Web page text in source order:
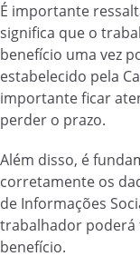
É importante
significa que o
benefício uma vez
estabelecido pela
importante ficar
perder o prazo.
Além disso, é
corretamente os
de Informações
trabalhador poderá
benefício.